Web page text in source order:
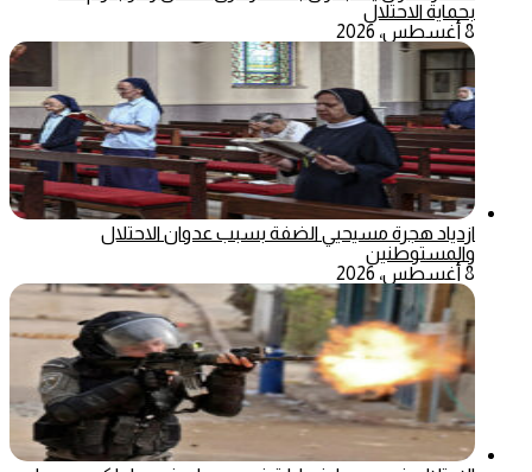
بحماية الاحتلال
8 أغسطس، 2026
ازدياد هجرة مسيحيي الضفة بسبب عدوان الاحتلال
والمستوطنين
8 أغسطس، 2026